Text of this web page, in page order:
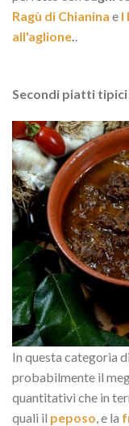
Ragù di Chianina e I
all'aglione..
Secondi piatti
In questa categoria
probabilmente il
quantitativi che in
quali il peposo, e la